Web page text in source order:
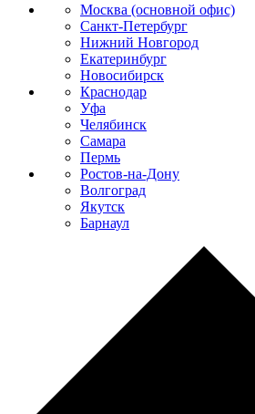
Москва (основной офис)
Санкт-Петербург
Нижний Новгород
Екатеринбург
Новосибирск
Краснодар
Уфа
Челябинск
Самара
Пермь
Ростов-на-Дону
Волгоград
Якутск
Барнаул